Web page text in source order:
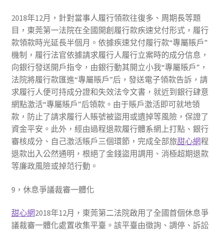
2018年12月，針對當事人履行領款往復多、周期長等題
目，東莞第一法院在全國開創履行款疾速兌付形式，履行
款領款時光延長半個月。依據疾速兌付履行款“專屬賬戶”
機制，履行法官依據請求履行人履行立案時的成分信息，
向銀行發送開戶指令，由銀行動其開立小我“專屬賬戶”，
法院將履行款匯進“專屬賬戶”后，發送電子領款告訴，請
求履行人便可持成分證和失效法令文書，就近到銀行肆意
網點激活“專屬賬戶”后領款。由于賬戶激活即可就地領
款，防止了請求履行人賬號被盜用或遺掉等風險，保證了
資金平安。此外，經由過程退款履行體系網上打點、銀行
審核成分、自己激活賬戶三個環節，完成全部旅甜心網程
退款出入公然通明，根絕了金錢盜用調用、消極超期退款
等廉政風險或掉范行動。
9，休息爭議裁審一體化
甜心網2018年12月，東莞第二法院啟用了全國首個休息爭
議裁審一體化處置收集平臺。該平臺由徵詢、調停、訴訟